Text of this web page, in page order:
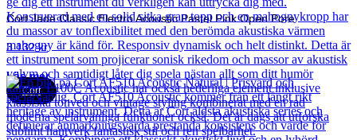
Cort Jade Classic Electro Acoustic Pastel Pink Open Pore
3 132kr
Läs mer
Cort